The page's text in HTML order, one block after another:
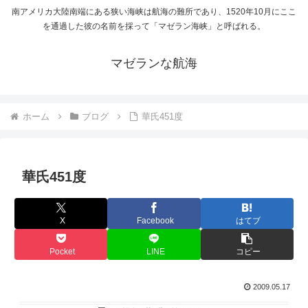
南アメリカ大陸南端にある狭い海峡は航海の難所であり、1520年10月にここ
を通過した彼の名前を採って「マゼラン海峡」と呼ばれる。
マゼランな航海
ホーム ブログ 華氏451度
華氏451度
X Facebook はてブ
Pocket LINE コピー
2009.05.17